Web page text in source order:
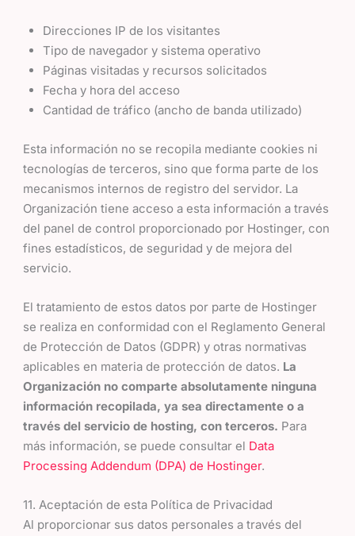
Direcciones IP de los visitantes
Tipo de navegador y sistema operativo
Páginas visitadas y recursos solicitados
Fecha y hora del acceso
Cantidad de tráfico (ancho de banda utilizado)
Esta información no se recopila mediante cookies ni
tecnologías de terceros, sino que forma parte de los
mecanismos internos de registro del servidor. La
Organización tiene acceso a esta información a través
del panel de control proporcionado por Hostinger, con
fines estadísticos, de seguridad y de mejora del
servicio.
El tratamiento de estos datos por parte de Hostinger
se realiza en conformidad con el Reglamento General
de Protección de Datos (GDPR) y otras normativas
aplicables en materia de protección de datos. La
Organización no comparte absolutamente ninguna
información recopilada, ya sea directamente o a
través del servicio de hosting, con terceros. Para
más información, se puede consultar el Data
Processing Addendum (DPA) de Hostinger.
11. Aceptación de esta Política de Privacidad
Al proporcionar sus datos personales a través del